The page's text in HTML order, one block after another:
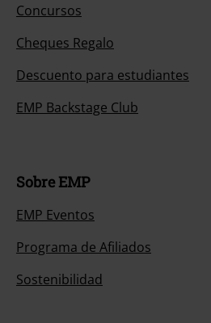
Concursos
Cheques Regalo
Descuento para estudiantes
EMP Backstage Club
Sobre EMP
EMP Eventos
Programa de Afiliados
Sostenibilidad